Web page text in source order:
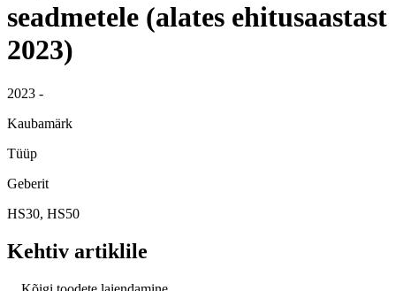
seadmetele (alates ehitusaastast
2023)
2023 -
Kaubamärk
Tüüp
Geberit
HS30, HS50
Kehtiv artiklile